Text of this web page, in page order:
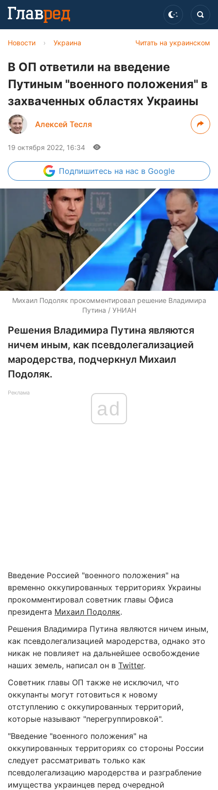
Читать на украинском
Новости › Украина
В ОП ответили на введение
Путиным "военного положения" в
захваченных областях Украины
Алексей Тесля
19 октября 2022, 16:34
Подпишитесь на нас в Google
Михаил Подоляк прокомментировал решение Владимира
Путина / УНИАН
Решения Владимира Путина являются
ничем иным, как псевдолегализацией
мародерства, подчеркнул Михаил
Подоляк.
Реклама
ad
Введение Россией "военного положения" на
временно оккупированных территориях Украины
прокомментировал советник главы Офиса
президента Михаил Подоляк.
Решения Владимира Путина являются ничем иным,
как псевдолегализацией мародерства, однако это
никак не повлияет на дальнейшее освобождение
наших земель, написал он в Twitter.
Советник главы ОП также не исключил, что
оккупанты могут готовиться к новому
отступлению с оккупированных территорий,
которые называют "перегруппировкой".
"Введение "военного положения" на
оккупированных территориях со стороны России
следует рассматривать только как
псевдолегализацию мародерства и разграбление
имущества украинцев перед очередной